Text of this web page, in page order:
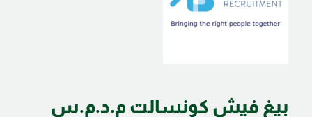
بيغ فيش كونسالت م.د.م.س